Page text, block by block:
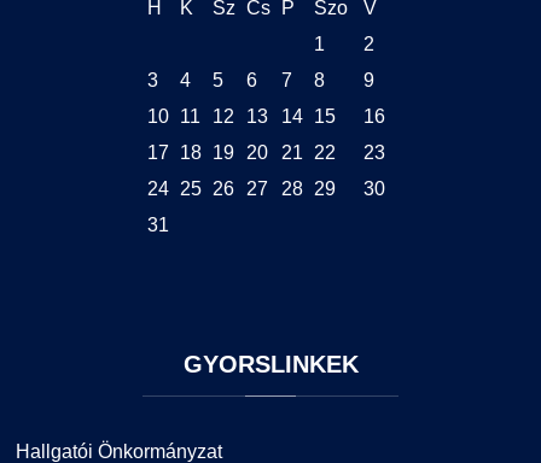
H K Sz Cs P Szo
V
1
2
3
4 5 6 7 8
9
10
11 12 13 14 15
16
17
18 19 20 21 22
23
24
25 26 27 28 29
30
31
GYORSLINKEK
Hallgatói Önkormányzat